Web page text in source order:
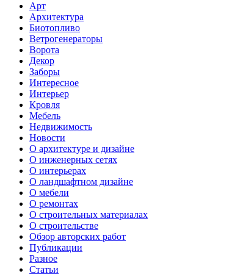
Арт
Архитектура
Биотопливо
Ветрогенераторы
Ворота
Декор
Заборы
Интересное
Интерьер
Кровля
Мебель
Недвижимость
Новости
О архитектуре и дизайне
О инженерных сетях
О интерьерах
О ландшафтном дизайне
О мебели
О ремонтах
О строительных материалах
О строительстве
Обзор авторских работ
Публикации
Разное
Статьи